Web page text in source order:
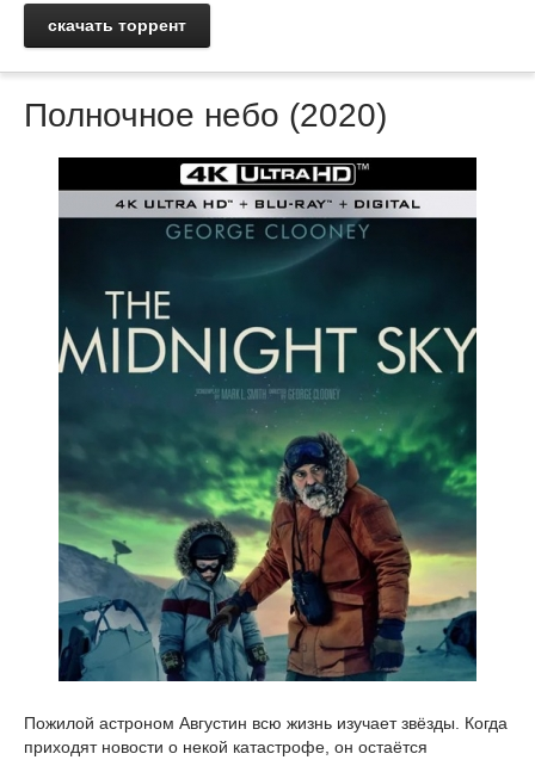
скачать торрент
Полночное небо (2020)
Пожилой астроном Августин всю жизнь изучает звёзды. Когда
приходят новости о некой катастрофе, он остаётся